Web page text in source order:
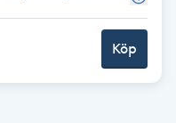
Köp